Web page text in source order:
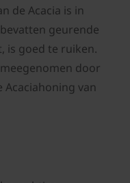
de Acacia is in
geurende
is goed te ruiken.
door
van